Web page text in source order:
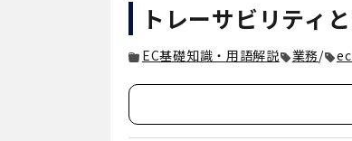
メルカートとは？
売上を加速させる「AIエージェント一体型
」を基盤に構築された次世代クラウド
トレーサビリティ
EC基礎知識・用語解説 業務/